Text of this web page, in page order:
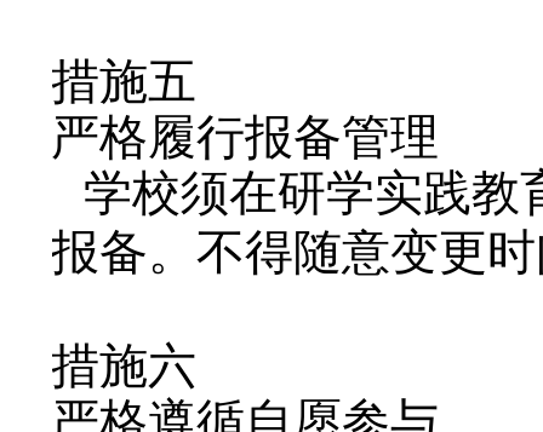
措施五
严格履行报备管理
学校须在研学实践教
报备。不得随意变更
措施六